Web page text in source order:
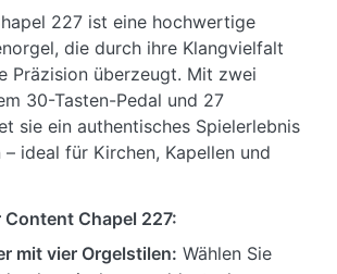
227 ist eine hochwertige
die durch ihre Klangvielfalt
Präzision überzeugt. Mit zwei
30-Tasten-Pedal und 27
sie ein authentisches Spielerlebnis
ideal für Kirchen, Kapellen und
Chapel 227:
mit vier Orgelstilen: Wählen Sie